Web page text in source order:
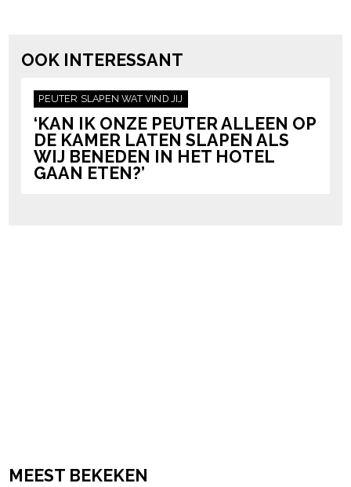
OOK INTERESSANT
PEUTER SLAPENWAT VIND JIJ
‘KAN IK ONZE PEUTER ALLEEN OP
DE KAMER LATEN SLAPEN ALS
WIJ BENEDEN IN HET HOTEL
GAAN ETEN?’
MEEST BEKEKEN